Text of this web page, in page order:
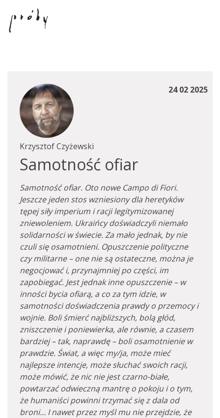
24 02 2025
Krzysztof Czyżewski
Samotność ofiar
Samotność ofiar. Oto nowe Campo di Fiori.
Jeszcze jeden stos wzniesiony dla heretyków
tępej siły imperium i racji legitymizowanej
zniewoleniem. Ukraińcy doświadczyli niemało
solidarności w świecie. Za mało jednak, by nie
czuli się osamotnieni. Opuszczenie polityczne
czy militarne – one nie są ostateczne, można je
negocjować i, przynajmniej po części, im
zapobiegać. Jest jednak inne opuszczenie – w
inności bycia ofiarą, a co za tym idzie, w
samotności doświadczenia prawdy o przemocy i
wojnie. Boli śmierć najbliższych, bolą głód,
zniszczenie i poniewierka, ale równie, a czasem
bardziej – tak, naprawdę – boli osamotnienie w
prawdzie. Świat, a więc my/ja, może mieć
najlepsze intencje, może słuchać swoich racji,
może mówić, że nic nie jest czarno-białe,
powtarzać odwieczną mantrę o pokoju i o tym,
że humaniści powinni trzymać się z dala od
broni… I nawet przez myśl mu nie przejdzie, że